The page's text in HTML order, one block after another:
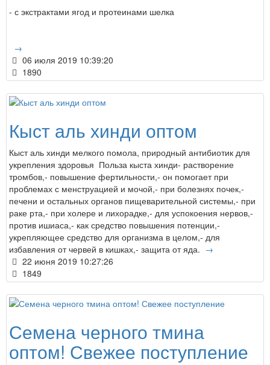
- с экстрактами ягод и протеинами шелка
→
06 июля 2019 10:39:20
1890
Кыст аль хинди оптом
Кыст аль хинди мелкого помола, природный антибиотик для
укрепления здоровья Польза кыста хинди- растворение
тромбов,- повышение фертильности,- он помогает при
проблемах с менструацией и мочой,- при болезнях почек,-
печени и остальных органов пищеварительной системы,- при
раке рта,- при холере и лихорадке,- для успокоения нервов,-
против ишиаса,- как средство повышения потенции,-
укрепляющее средство для организма в целом,- для
избавления от червей в кишках,- защита от яда. →
22 июня 2019 10:27:26
1849
Семена черного тмина
оптом! Свежее поступление